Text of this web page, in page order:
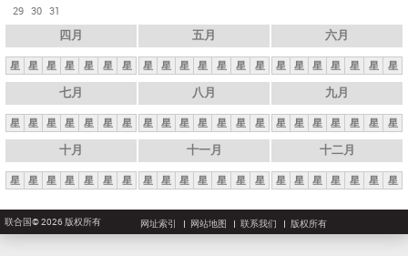
29 30 31
四月
星 星 星 星 星 星 星
五月
星 星 星 星 星 星 星
六月
星 星 星 星 星 星 星
七月
星 星 星 星 星 星 星
八月
星 星 星 星 星 星 星
九月
星 星 星 星 星 星 星
十月
星 星 星 星 星 星 星
十一月
星 星 星 星 星 星 星
十二月
星 星 星 星 星 星 星
联合国© 2026 版权所有 网址索引 网站地图 联系我们 版权所有